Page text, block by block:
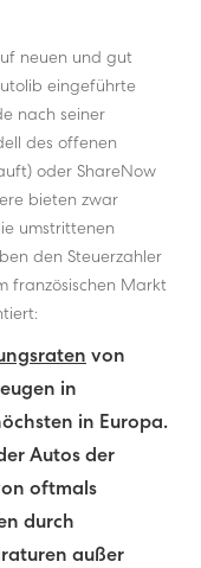
neuen und gut
eingeführte
nach seiner
des offenen
oder ShareNow
bieten zwar
umstrittenen
den Steuerzahler
französischen Markt
von
in
in Europa.
Autos der
oftmals
durch
außer